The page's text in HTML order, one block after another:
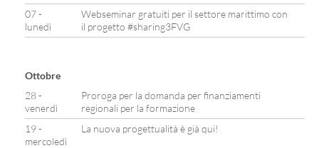
07 -
lunedì
Webseminar gratuiti per il settore marittimo con
il progetto #sharing3FVG
Ottobre
28 -
venerdì
Proroga per la domanda per finanziamenti
regionali per la formazione
19 -
mercoledì
La nuova progettualità è già qui!